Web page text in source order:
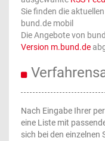
Sie finden die
bund.de mobil
Die Angebote von
Version m.bund.de
Nach Eingabe Ihrer
eine Liste mit
sich bei den einzelnen